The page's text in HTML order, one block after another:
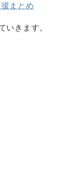
まとめ
きます。